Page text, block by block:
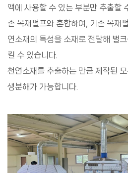
액에 사용할 수 있는 부분만 추출할
존 목재펄프와 혼합하여, 기존 목재
연소재의 특성을 소재로 전달해 벌
킬 수 있습니다.
천연소재를 추출하는 만큼 제작된
생분해가 가능합니다.